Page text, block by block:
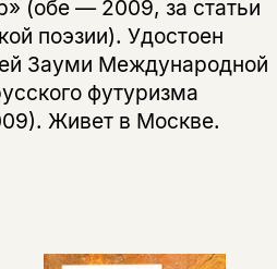
(обе — 2009, за статьи
поэзии). Удостоен
Зауми Международной
футуризма
Живет в Москве.
рассылку
рассылку
«НЛО».
промокод на
на
поступлении книги
письмо на указанный